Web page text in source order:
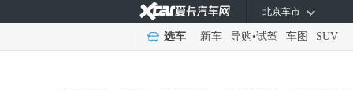
北京车市
选车 新车 导购•试驾 车图 SUV